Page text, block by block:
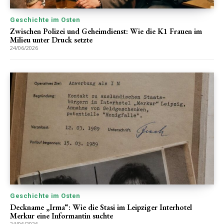
Geschichte im Osten
Zwischen Polizei und Geheimdienst: Wie die K1 Frauen im
Milieu unter Druck setzte
24/06/2026
Geschichte im Osten
Deckname „Irma“: Wie die Stasi im Leipziger Interhotel
Merkur eine Informantin suchte